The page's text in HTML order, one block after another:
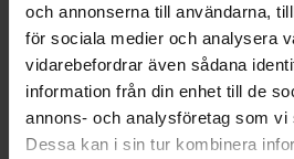
och annonserna till användarna,
för sociala medier och analysera
vidarebefordrar även sådana
information från din enhet till de
annons- och analysföretag som vi
Dessa kan i sin tur kombinera
Grillspieß niHolzgriff
Ab4,50 €
Grün
39
Ähnliche Produkte